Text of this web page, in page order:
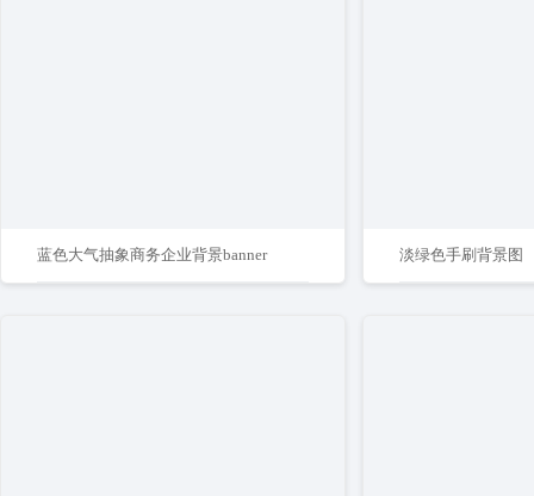
蓝色大气抽象商务企业背景banner 淡绿色手刷背景图